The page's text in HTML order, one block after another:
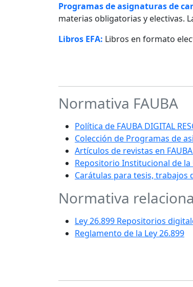
Programas de asignaturas de
materias obligatorias y electivas.
Libros EFA: Libros en formato
Normativa FAUBA
Política de FAUBA DIGITAL
Colección de Programas de
Artículos de revistas en
Repositorio Institucional de la
Carátulas para tesis, trabajos
Normativa
Ley 26.899 Repositorios
Reglamento de la Ley 26.899